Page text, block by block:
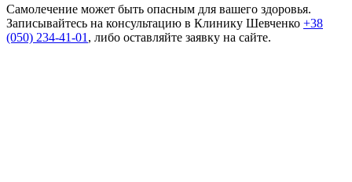
Самолечение может быть опасным для вашего здоровья.
Записывайтесь на консультацию в Клинику Шевченко +38
(050) 234-41-01, либо оставляйте заявку на сайте.